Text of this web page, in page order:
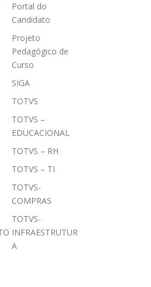
Portal do
Candidato
Projeto
Pedagógico de
Curso
SIGA
TOTVS
TOTVS –
EDUCACIONAL
TOTVS – RH
TOTVS – TI
TOTVS-
COMPRAS
TOTVS-
INFRAESTRUTUR
A